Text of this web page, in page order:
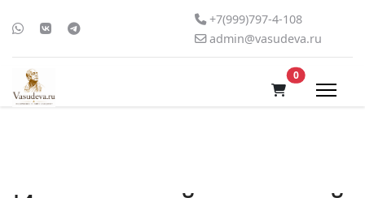
+7(999)797-4-108
admin@vasudeva.ru
0В корзину